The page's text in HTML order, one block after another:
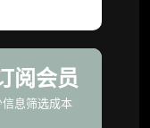
阅会员
息筛选成本
题经审核通过
为你开展专项
）